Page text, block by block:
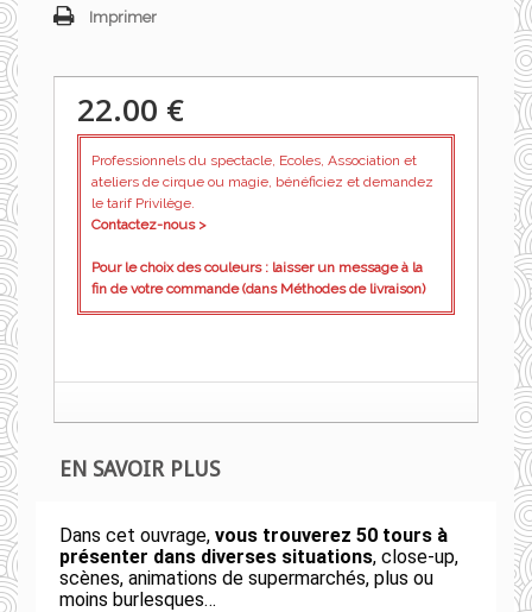
Imprimer
22.00 €
Professionnels du spectacle, Ecoles, Association et
ateliers de cirque ou magie, bénéficiez et demandez
le tarif Privilège.
Contactez-nous >
Pour le choix des couleurs : laisser un message à la
fin de votre commande (dans Méthodes de livraison)
EN SAVOIR PLUS
Dans cet ouvrage, vous trouverez 50 tours à
présenter dans diverses situations, close-up,
scènes, animations de supermarchés, plus ou
moins burlesques…